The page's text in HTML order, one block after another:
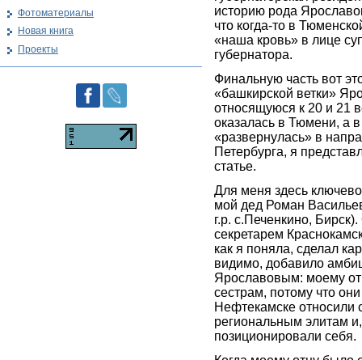
историю рода
что когда-то в
«наша кровь» в лице
губернатора.
Финальную часть вот
«башкирской ветки»
относящуюся к 20 и 21
оказалась в Тюмени, а
«развернулась» в
Петербурга, я
статье.
Для меня здесь
мой дед Роман
г.р. с.Печенкино,
секретарем
как я поняла, сделал
видимо, добавило
Ярославовым: моему
сестрам, потому что
Нефтекамске относили
региональным элитам
позиционировали себя.
Фотоматериалы
Новая книга
Проекты